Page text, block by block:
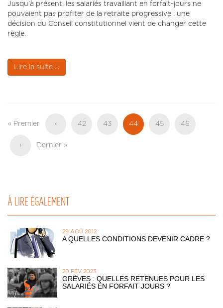
Jusqu’à présent, les salariés travaillant en forfait-jours ne
pouvaient pas profiter de la retraite progressive : une
décision du Conseil constitutionnel vient de changer cette
règle.
Lire la suite ...
Première
« Premier
Page
‹ Page
42 Page
43
Page
actuelle
44 Page
45 Page
46
Page
›
Dernière
Dernier »
À LIRE ÉGALEMENT
29 AOÛ 2012
A QUELLES CONDITIONS DEVENIR CADRE ?
20 FÉV 2023
GRÈVES : QUELLES RETENUES POUR LES
SALARIÉS EN FORFAIT JOURS ?